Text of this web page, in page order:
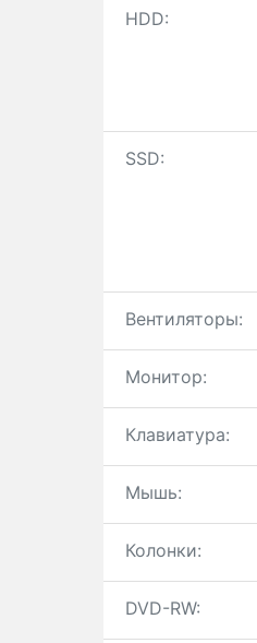
HDD:
SSD:
Вентиляторы:
Монитор:
Клавиатура:
Мышь:
Колонки:
DVD-RW: